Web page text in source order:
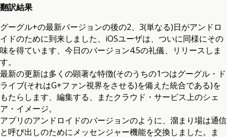
翻訳結果
グーグル+の最新バージョンの後の2、3(単なる)日がアンドロ
イドのために到来しました、iOSユーザは、ついに同様にその
味を得ています、今日のバージョン4.5の礼儀、リリースしま
す。
最新の更新は多くの顕著な特徴(そのうちの1つはグーグル・ド
ライブ(それはG+ファン視界をさせる)を備えた統合である)を
もたらします、編集する、またクラウド・サービス上のシェ
ア・イメージ。
アプリのアンドロイドのバージョンのように、溜まり場は通信
と呼び出しのためにメッセンジャー機能を交換しました。ま